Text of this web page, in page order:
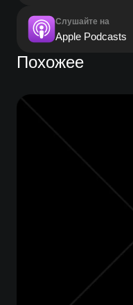
Слушайте на
Apple Podcasts
Похожее